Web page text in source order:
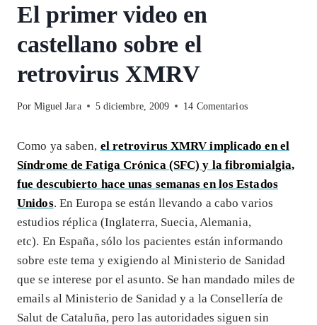
El primer video en
castellano sobre el
retrovirus XMRV
Por Miguel Jara 5 diciembre, 2009 14 Comentarios
Como ya saben, el retrovirus XMRV implicado en el
Síndrome de Fatiga Crónica (SFC) y la fibromialgia,
fue descubierto hace unas semanas en los Estados
Unidos. En Europa se están llevando a cabo varios
estudios réplica (Inglaterra, Suecia, Alemania,
etc). En España, sólo los pacientes están informando
sobre este tema y exigiendo al Ministerio de Sanidad
que se interese por el asunto. Se han mandado miles de
emails al Ministerio de Sanidad y a la Consellería de
Salut de Cataluña, pero las autoridades siguen sin